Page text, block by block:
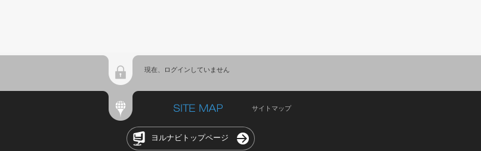
現在、ログインしていません
サイトマップ
ヨルナビトップページ